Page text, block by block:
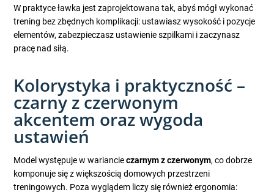
W praktyce ławka jest zaprojektowana tak, abyś mógł wykonać
trening bez zbędnych komplikacji: ustawiasz wysokość i pozycje
elementów, zabezpieczasz ustawienie szpilkami i zaczynasz
pracę nad siłą.
Kolorystyka i praktyczność –
czarny z czerwonym
akcentem oraz wygoda
ustawień
Model występuje w wariancieczarnym z czerwonym, co dobrze
komponuje się z większością domowych przestrzeni
treningowych. Poza wyglądem liczy się również ergonomia: